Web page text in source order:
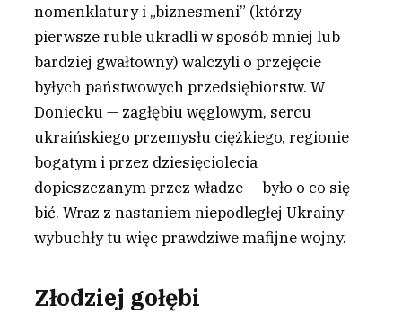
nomenklatury i „biznesmeni” (którzy
pierwsze ruble ukradli w sposób mniej lub
bardziej gwałtowny) walczyli o przejęcie
byłych państwowych przedsiębiorstw. W
Doniecku — zagłębiu węglowym, sercu
ukraińskiego przemysłu ciężkiego, regionie
bogatym i przez dziesięciolecia
dopieszczanym przez władze — było o co się
bić. Wraz z nastaniem niepodległej Ukrainy
wybuchły tu więc prawdziwe mafijne wojny.
Złodziej gołębi